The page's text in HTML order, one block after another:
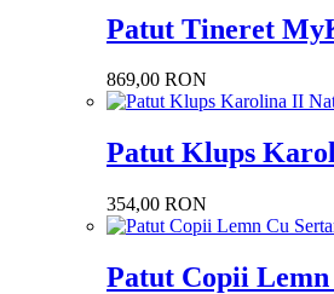
Patut Tineret
869,00 RON
Patut Klups
354,00 RON
Patut Copii